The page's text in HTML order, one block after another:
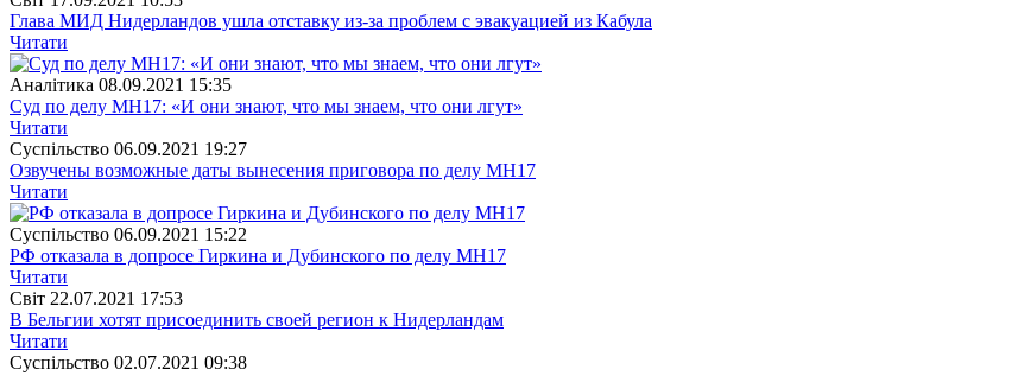
Глава МИД Нидерландов ушла отставку из-за проблем с эвакуацией из Кабула
Читати
Аналітика 08.09.2021 15:35
Суд по делу МН17: «И они знают, что мы знаем, что они лгут»
Читати
Суспiльство 06.09.2021 19:27
Озвучены возможные даты вынесения приговора по делу МН17
Читати
Суспiльство 06.09.2021 15:22
РФ отказала в допросе Гиркина и Дубинского по делу МН17
Читати
Свiт 22.07.2021 17:53
В Бельгии хотят присоединить своей регион к Нидерландам
Читати
Суспiльство 02.07.2021 09:38